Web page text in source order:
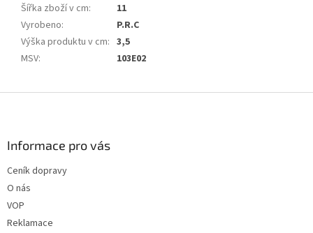
Šířka zboží v cm:
11
Vyrobeno:
P.R.C
Výška produktu v cm: 3,5
MSV: 103E02
Informace pro vás
Ceník dopravy
O nás
VOP
Reklamace